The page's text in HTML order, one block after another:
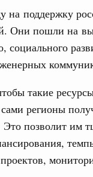
на поддержку
Они пошли на
социального
такие
регионы
позволит им
союз.
актуальные
кооперации в
перевозок,